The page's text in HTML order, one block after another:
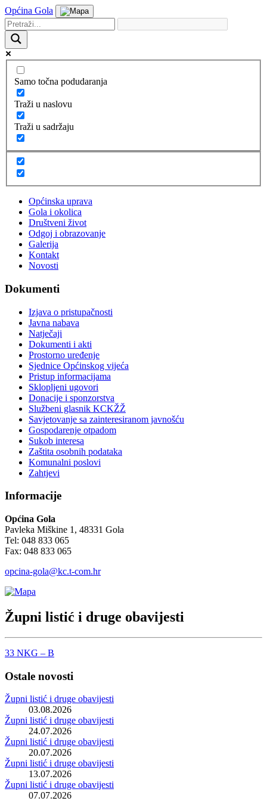
Općina Gola
Samo točna podudaranja
Traži u naslovu
Traži u sadržaju
Općinska uprava
Gola i okolica
Društveni život
Odgoj i obrazovanje
Galerija
Kontakt
Novosti
Dokumenti
Izjava o pristupačnosti
Javna nabava
Natječaji
Dokumenti i akti
Prostorno uređenje
Sjednice Općinskog vijeća
Pristup informacijama
Sklopljeni ugovori
Donacije i sponzorstva
Službeni glasnik KCKŽŽ
Savjetovanje sa zainteresiranom javnošću
Gospodarenje otpadom
Sukob interesa
Zaštita osobnih podataka
Komunalni poslovi
Zahtjevi
Informacije
Općina Gola
Pavleka Miškine 1, 48331 Gola
Tel: 048 833 065
Fax: 048 833 065
opcina-gola@kc.t-com.hr
Župni listić i druge obavijesti
33 NKG – B
Ostale novosti
Župni listić i druge obavijesti
03.08.2026
Župni listić i druge obavijesti
24.07.2026
Župni listić i druge obavijesti
20.07.2026
Župni listić i druge obavijesti
13.07.2026
Župni listić i druge obavijesti
07.07.2026